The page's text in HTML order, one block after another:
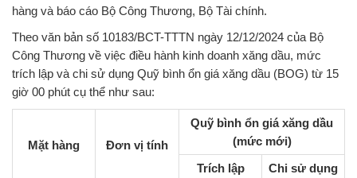
hàng và báo cáo Bộ Công Thương, Bộ Tài chính.
Theo văn bản số 10183/BCT-TTTN ngày 12/12/2024 của Bộ
Công Thương về việc điều hành kinh doanh xăng dầu, mức
trích lập và chi sử dụng Quỹ bình ổn giá xăng dầu (BOG) từ 15
giờ 00 phút cụ thể như sau:
Mặt hàng Đơn vị tính
Quỹ bình ổn giá xăng dầu
(mức mới)
Trích lập
Chi sử dụng